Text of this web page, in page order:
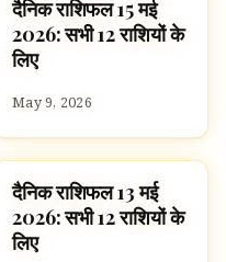
ज्योतिष
दैनिक राशिफल 15 मई
2026: सभी 12 राशियों के
लिए
May 9, 2026
ज्योतिष
दैनिक राशिफल 13 मई
2026: सभी 12 राशियों के
लिए